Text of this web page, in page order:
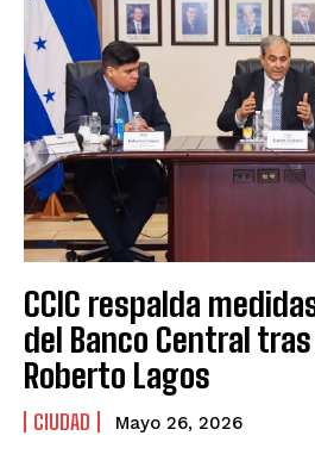
CCIC respalda
del Banco Central
Roberto Lagos
CIUDAD Mayo 26, 2026